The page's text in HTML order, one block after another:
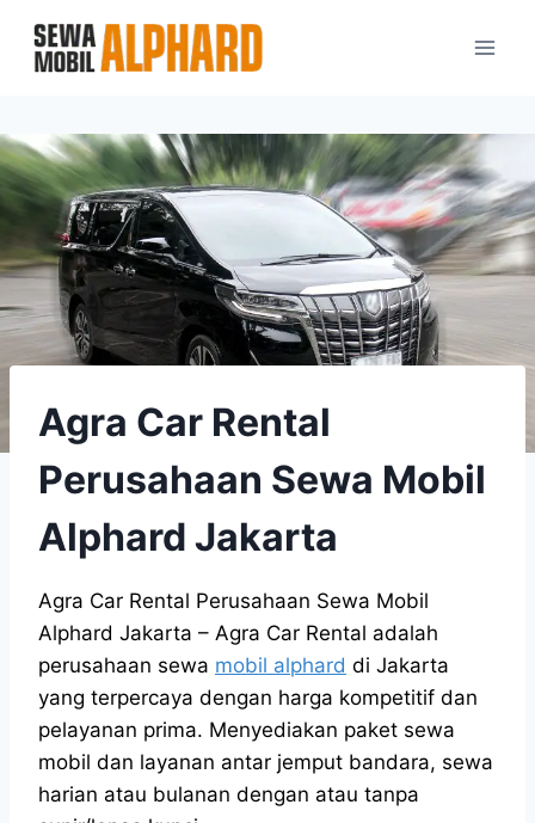
content
Agra Car Rental
Perusahaan Sewa Mobil
Alphard Jakarta
Agra Car Rental Perusahaan Sewa Mobil
Alphard Jakarta – Agra Car Rental adalah
perusahaan sewa mobil alphard di Jakarta
yang terpercaya dengan harga kompetitif dan
pelayanan prima. Menyediakan paket sewa
mobil dan layanan antar jemput bandara, sewa
harian atau bulanan dengan atau tanpa